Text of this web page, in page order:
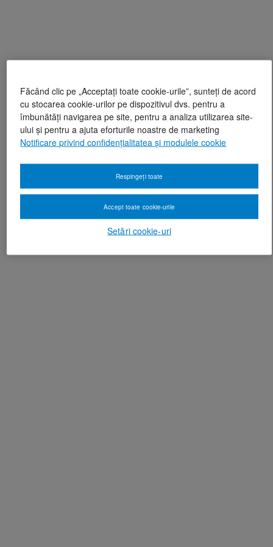
Făcând clic pe „Acceptați toate cookie-urile”, sunteți de acord
cu stocarea cookie-urilor pe dispozitivul dvs. pentru a
îmbunătăți navigarea pe site, pentru a analiza utilizarea site-
ului și pentru a ajuta eforturile noastre de marketing
Notificare privind confidențialitatea și modulele cookie
Setări cookie-uri
Respingeți toate
Accept toate cookie-urile